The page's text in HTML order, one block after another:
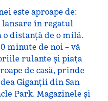
este aproape de:
lansare în regatul
o distanță de o milă.
minute de noi – vă
rulante și piața
de casă, prinde
Giganții din San
Park. Magazinele și